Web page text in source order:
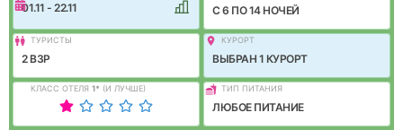
01.11 - 22.11 C 6 ПО 14 НОЧЕЙ
ТУРИСТЫ
2 ВЗР
КУРОРТ
ВЫБРАН 1 КУРОРТ
КЛАСС ОТЕЛЯ 1* (И ЛУЧШЕ) ТИП ПИТАНИЯ
ЛЮБОЕ ПИТАНИЕ